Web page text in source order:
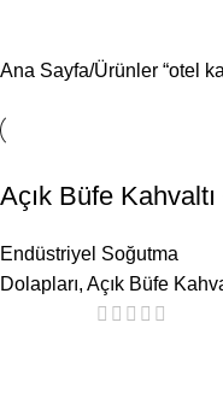
Ana Sayfa Ürünler “otel
Açık Büfe
Endüstriyel Soğutma
Dolapları, Açık Büfe